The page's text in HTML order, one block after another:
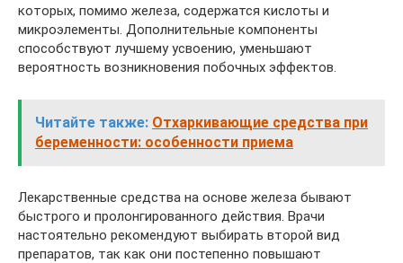
которых, помимо железа, содержатся кислоты и
микроэлементы. Дополнительные компоненты
способствуют лучшему усвоению, уменьшают
вероятность возникновения побочных эффектов.
Читайте также: Отхаркивающие средства при
беременности: особенности приема
Лекарственные средства на основе железа бывают
быстрого и пролонгированного действия. Врачи
настоятельно рекомендуют выбирать второй вид
препаратов, так как они постепенно повышают